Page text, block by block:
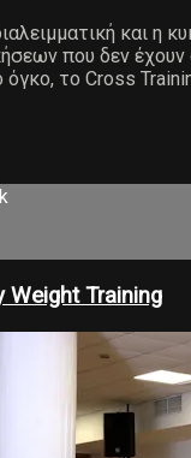
και
που δεν έχουν
όγκο, το Cross
Weight Training